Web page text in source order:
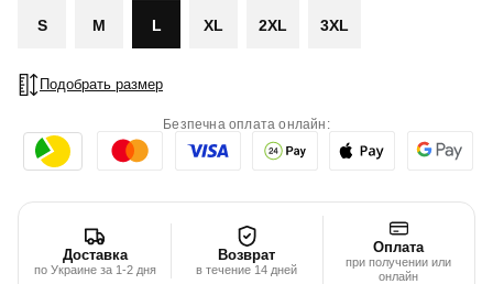
S M L XL 2XL 3XL
Подобрать размер
Безпечна оплата онлайн:
Доставка
по Украине за 1-2 дня
Возврат
в течение 14 дней
Оплата
при получении или
онлайн